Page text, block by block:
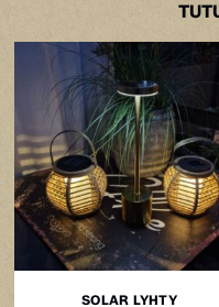
SOLAR LYHTY